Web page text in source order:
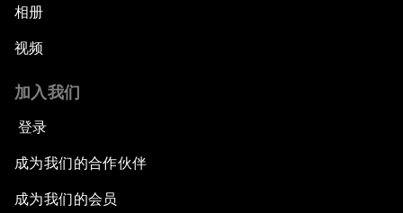
相册
视频
加入我们
登录
成为我们的合作伙伴
成为我们的会员